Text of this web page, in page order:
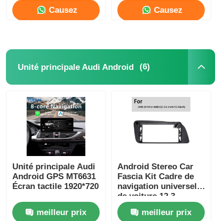
Causez Causez
Unité principale Audi Android (6)
Unité principale Audi
Android GPS MT6631
Écran tactile 1920*720
meilleur prix
Android Stereo Car
Fascia Kit Cadre de
navigation universel
de voiture 12,3
pouces Pour Audi Q3
/ Q5 / Q7meilleur prix